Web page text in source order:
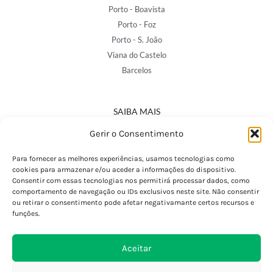
Gerir o Consentimento
Para fornecer as melhores experiências, usamos tecnologias como
cookies para armazenar e/ou aceder a informações do dispositivo.
Consentir com essas tecnologias nos permitirá processar dados, como
comportamento de navegação ou IDs exclusivos neste site. Não consentir
ou retirar o consentimento pode afetar negativamante certos recursos e
funções.
Aceitar
Porto - Boavista
Porto - Foz
Porto - S. João
Viana do Castelo
Barcelos
SAIBA MAIS
Política de Privacidade
Termos e Condições
Perguntas Frequentes
Custos de Envio
Encomendas Internacionais
Devoluções e Trocas